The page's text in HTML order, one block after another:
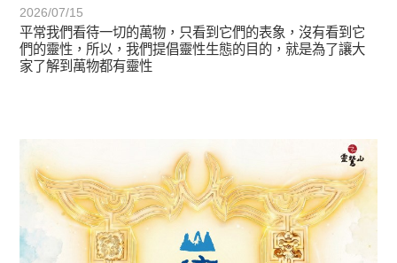
2026/07/15
平常我們看待一切的萬物，只看到它們的表象，沒有看到它
們的靈性，所以，我們提倡靈性生態的目的，就是為了讓大
家了解到萬物都有靈性
最新消息